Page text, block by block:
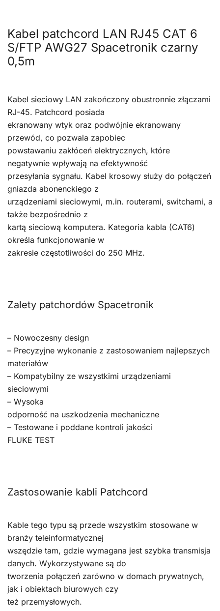
Kabel patchcord LAN RJ45 CAT 6
S/FTP AWG27 Spacetronik czarny
0,5m
Kabel sieciowy LAN zakończony obustronnie złączami
RJ-45. Patchcord posiada
ekranowany wtyk oraz podwójnie ekranowany
przewód, co pozwala zapobiec
powstawaniu zakłóceń elektrycznych, które
negatywnie wpływają na efektywność
przesyłania sygnału. Kabel krosowy służy do połączeń
gniazda abonenckiego z
urządzeniami sieciowymi, m.in. routerami, switchami, a
także bezpośrednio z
kartą sieciową komputera. Kategoria kabla (CAT6)
określa funkcjonowanie w
zakresie częstotliwości do 250 MHz.
Zalety patchordów Spacetronik
– Nowoczesny design
– Precyzyjne wykonanie z zastosowaniem najlepszych
materiałów
– Kompatybilny ze wszystkimi urządzeniami
sieciowymi
– Wysoka
odporność na uszkodzenia mechaniczne
– Testowane i poddane kontroli jakości
FLUKE TEST
Zastosowanie kabli Patchcord
Kable tego typu są przede wszystkim stosowane w
branży teleinformatycznej
wszędzie tam, gdzie wymagana jest szybka transmisja
danych. Wykorzystywane są do
tworzenia połączeń zarówno w domach prywatnych,
jak i obiektach biurowych czy
też przemysłowych.